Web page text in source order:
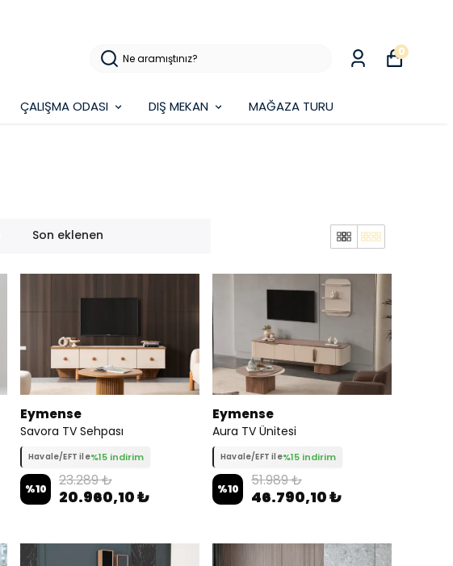
ÇALIŞMA ODASI DIŞ MEKAN MAĞAZA TURU
0
Son eklenen
Eymense
Savora TV Sehpası
Havale/EFT ile%15 indirim
%10 23.289 ₺
20.960,10 ₺
Eymense
Aura TV Ünitesi
Havale/EFT ile%15 indirim
%10 51.989 ₺
46.790,10 ₺